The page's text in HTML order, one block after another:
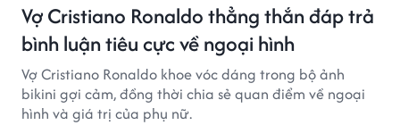
Vợ Cristiano Ronaldo thẳng thắn đáp trả
bình luận tiêu cực về ngoại hình
Vợ Cristiano Ronaldo khoe vóc dáng trong bộ ảnh
bikini gợi cảm, đồng thời chia sẻ quan điểm về ngoại
hình và giá trị của phụ nữ.